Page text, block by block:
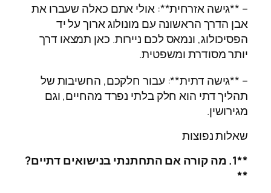
– **גישה אזרחית**: אולי אתם כאלה שעברו את
אבן הדרך הראשונה עם מונולוג ארוך על יד
הפסיכולוג, ונמאס לכם ניירות. כאן תמצאו דרך
יותר מסודרת ומשפטית.
– **גישה דתית**: עבור חלקכם, החשיבות של
תהליך דתי הוא חלק בלתי נפרד מהחיים, וגם
מגירושין.
שאלות נפוצות
**1. מה קורה אם התחתנתי בנישואים דתיים?
**